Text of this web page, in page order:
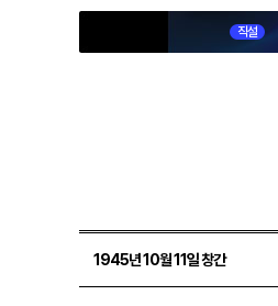
직설
1945년 10월 11일 창간